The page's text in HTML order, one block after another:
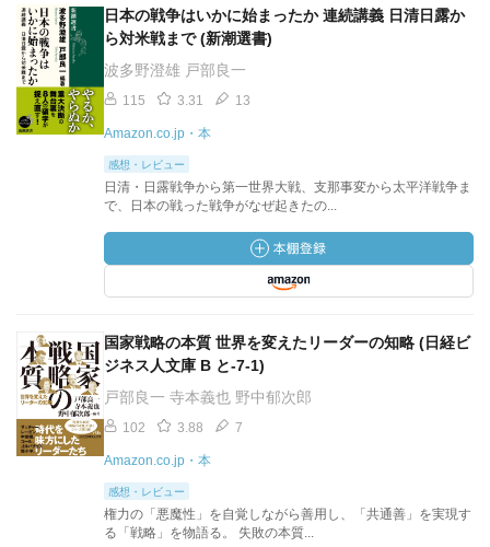
日本の戦争はいかに始まったか 連続講義 日清日露か
ら対米戦まで (新潮選書)
波多野澄雄 戸部良一
115 3.31 13
Amazon.co.jp・本
感想・レビュー
日清・日露戦争から第一世界大戦、支那事変から太平洋戦争ま
で、日本の戦った戦争がなぜ起きたの...
国家戦略の本質 世界を変えたリーダーの知略 (日経ビ
ジネス人文庫 B と-7-1)
戸部良一 寺本義也 野中郁次郎
102 3.88 7
Amazon.co.jp・本
感想・レビュー
権力の「悪魔性」を自覚しながら善用し、「共通善」を実現す
る「戦略」を物語る。 失敗の本質...